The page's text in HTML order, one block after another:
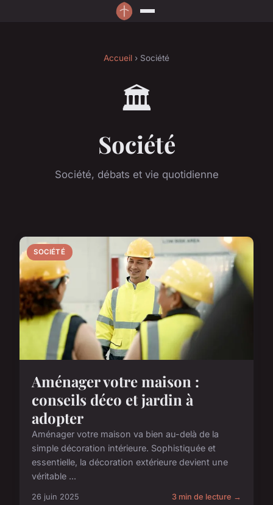
Accueil › Société
🏛️
Société
Société, débats et vie quotidienne
SOCIÉTÉ
Aménager votre maison :
conseils déco et jardin à
adopter
Aménager votre maison va bien au-delà de la
simple décoration intérieure. Sophistiquée et
essentielle, la décoration extérieure devient une
véritable ...
26 juin 2025 3 min de lecture →